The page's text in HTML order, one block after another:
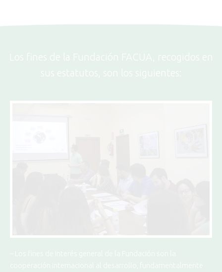
Los fines de la Fundación FACUA, recogidos en
sus estatutos, son los siguientes:
– Los fines de interés general de la Fundación son la
cooperación internacional al desarrollo, fundamentalmente